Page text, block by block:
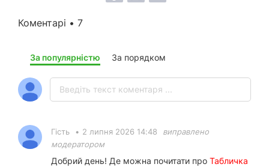
Коментарі • 7
За популярністю За порядком
Гість • 2 липня 2026 14:48
виправлено
модератором
Добрий день! Де можна почитати про Табличка